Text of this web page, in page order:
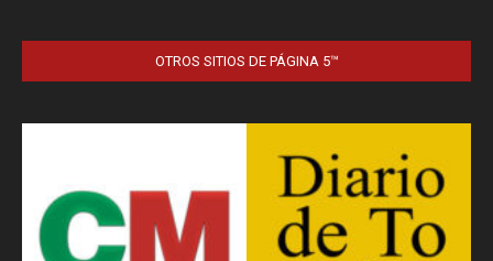
OTROS SITIOS DE PÁGINA 5™